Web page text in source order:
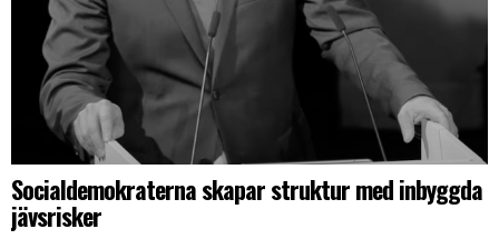
Socialdemokraterna skapar struktur med inbyggda
jävsrisker